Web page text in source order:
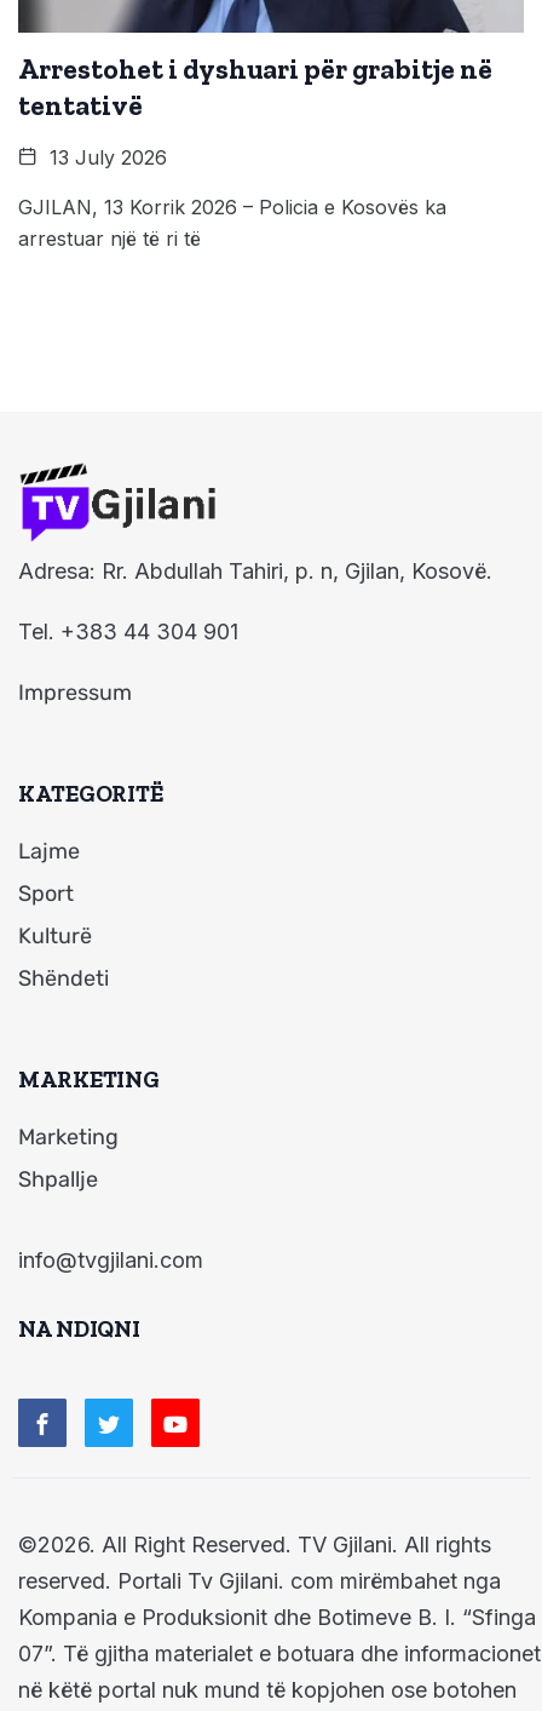
Arrestohet i dyshuari për grabitje në
tentativë
13 July 2026
GJILAN, 13 Korrik 2026 – Policia e Kosovës ka
arrestuar një të ri të
Adresa: Rr. Abdullah Tahiri, p. n, Gjilan, Kosovë.
Tel. +383 44 304 901
Impressum
KATEGORITË
Lajme
Sport
Kulturë
Shëndeti
MARKETING
Marketing
Shpallje
info@tvgjilani.com
NA NDIQNI
©2026. All Right Reserved. TV Gjilani. All rights
reserved. Portali Tv Gjilani. com mirëmbahet nga
Kompania e Produksionit dhe Botimeve B. I. “Sfinga
07”. Të gjitha materialet e botuara dhe informacionet
në këtë portal nuk mund të kopjohen ose botohen